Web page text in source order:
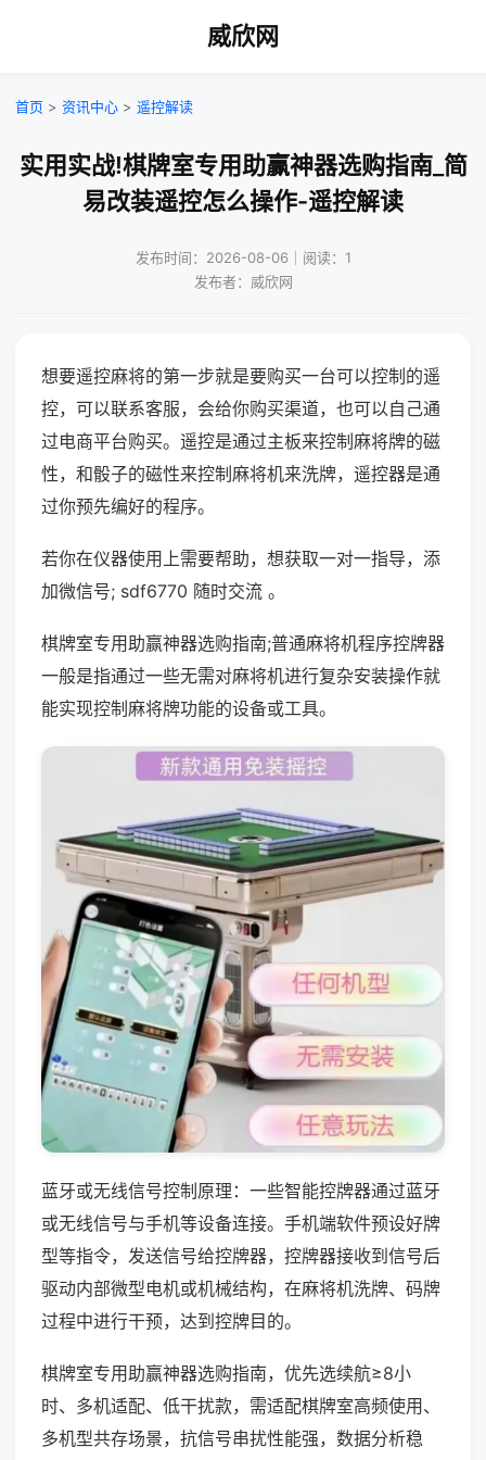
威欣网
首页 > 资讯中心 > 遥控解读
实用实战!棋牌室专用助赢神器选购指南_简
易改装遥控怎么操作-遥控解读
发布时间：2026-08-06｜阅读：1
发布者：威欣网
想要遥控麻将的第一步就是要购买一台可以控制的遥
控，可以联系客服，会给你购买渠道，也可以自己通
过电商平台购买。遥控是通过主板来控制麻将牌的磁
性，和骰子的磁性来控制麻将机来洗牌，遥控器是通
过你预先编好的程序。
若你在仪器使用上需要帮助，想获取一对一指导，添
加微信号; sdf6770 随时交流 。
棋牌室专用助赢神器选购指南;普通麻将机程序控牌器
一般是指通过一些无需对麻将机进行复杂安装操作就
能实现控制麻将牌功能的设备或工具。
蓝牙或无线信号控制原理：一些智能控牌器通过蓝牙
或无线信号与手机等设备连接。手机端软件预设好牌
型等指令，发送信号给控牌器，控牌器接收到信号后
驱动内部微型电机或机械结构，在麻将机洗牌、码牌
过程中进行干预，达到控牌目的。
棋牌室专用助赢神器选购指南，优先选续航≥8小
时、多机适配、低干扰款，需适配棋牌室高频使用、
多机型共存场景，抗信号串扰性能强，数据分析稳